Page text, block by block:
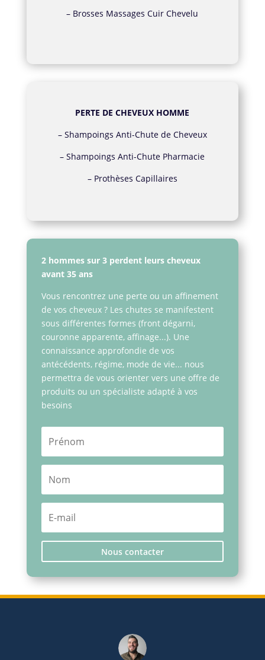
– Brosses Massages Cuir Chevelu
PERTE DE CHEVEUX HOMME
– Shampoings Anti-Chute de Cheveux
–Shampoings Anti-Chute Pharmacie
– Prothèses Capillaires
2 hommes sur 3 perdent leurs cheveux
avant 35 ans
Vous rencontrez une perte ou un affinement
de vos cheveux ? Les chutes se manifestent
sous différentes formes (front dégarni,
couronne apparente, affinage...). Une
connaissance approfondie de vos
antécédents, régime, mode de vie... nous
permettra de vous orienter vers une offre de
produits ou un spécialiste adapté à vos
besoins
Nous contacter